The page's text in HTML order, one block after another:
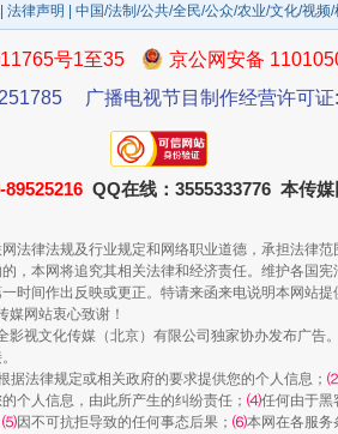
规模最大的光氢储一体化项目
法律声明 | 中国/法制/公共/全民/公众/农业/文化/视频
号1至35
京公网安备
广播电视节目制作经营许可
89525216 QQ在线：3555333776 本传媒
法律法规及行业规定和网络职业道德，承担法律
，本网将追究其相关法律和经济责任。维护各国
时间作出反映或更正。特请来函来电说明本网站
媒网站衷心致谢！
视文化传媒（北京）有限公司独家协办发布广告
据法律规定或相关政府的要求提供您的个人信息；
个人信息，由此所产生的纠纷责任； ⑷任何由于黑
⑸因不可抗拒导致的任何事态后果； ⑹本网在各服务